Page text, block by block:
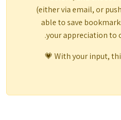
(either via email, or
able to save
your appreciation to
With your input,